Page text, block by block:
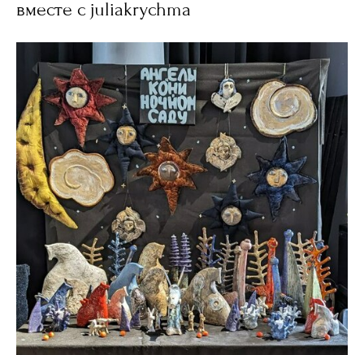
вместе с juliakrychma